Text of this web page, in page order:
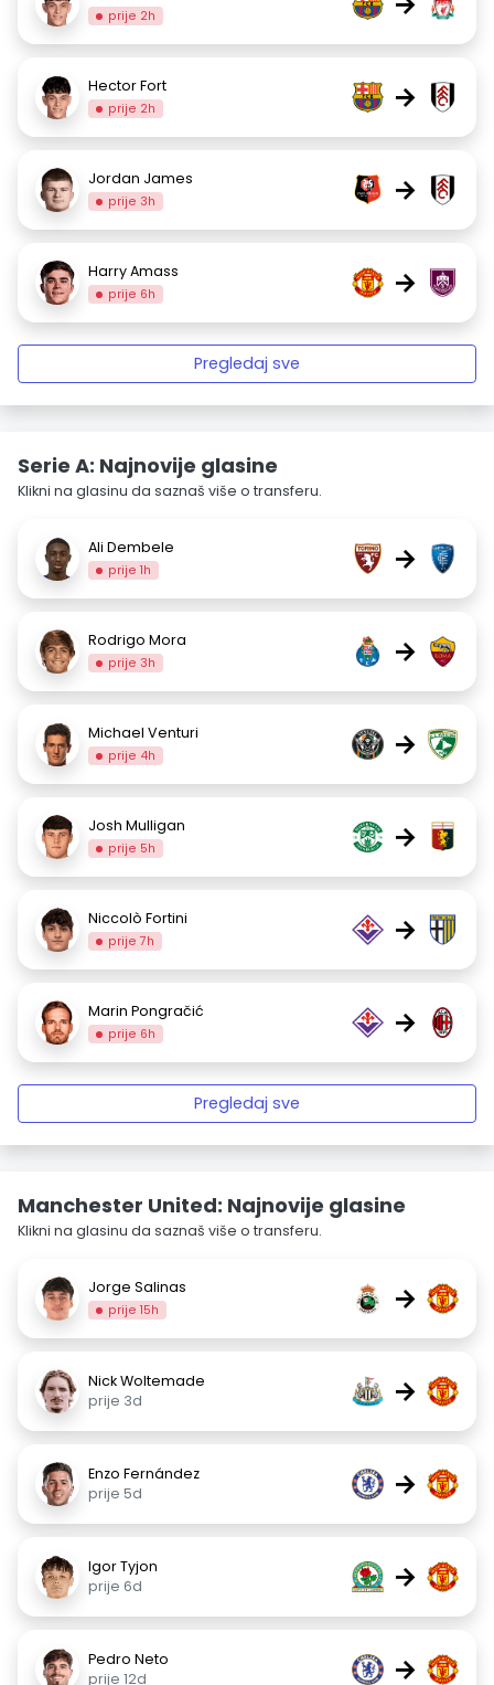
prije 2h
Hector Fort
prije 2h →
Jordan James
prije 3h →
Harry Amass
prije 6h →
Pregledaj sve
Serie A: Najnovije glasine
Klikni na glasinu da saznaš više o transferu.
Ali Dembele
prije 1h →
Rodrigo Mora
prije 3h →
Michael Venturi
prije 4h →
Josh Mulligan
prije 5h →
Niccolò Fortini
prije 7h →
Marin Pongračić
prije 6h →
Pregledaj sve
Manchester United: Najnovije glasine
Klikni na glasinu da saznaš više o transferu.
Jorge Salinas
prije 15h →
Nick Woltemade
prije 3d
→
Enzo Fernández
prije 5d
→
Igor Tyjon
prije 6d
→
Pedro Neto
prije 12d
→